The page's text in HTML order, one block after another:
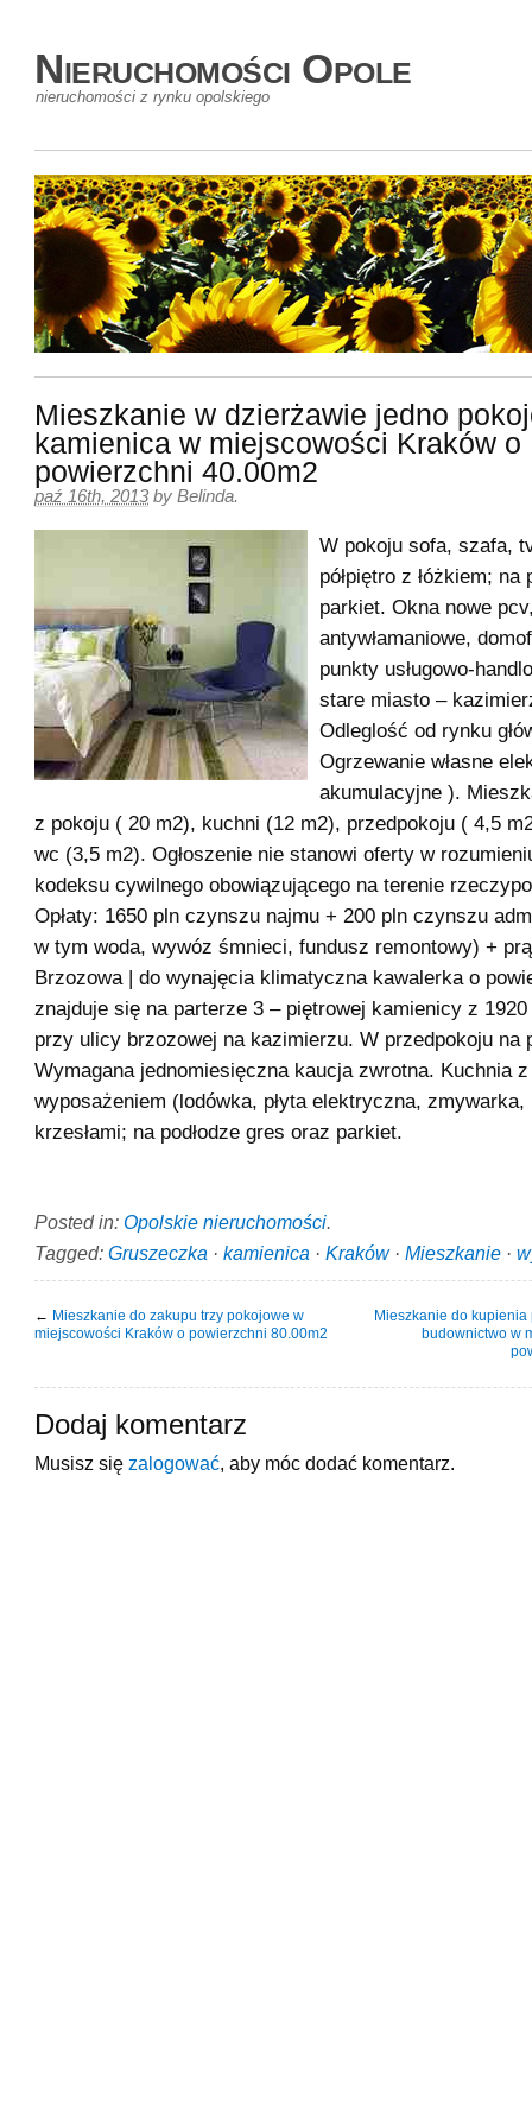
Nieruchomości Opole
nieruchomości z rynku opolskiego
Mieszkanie w dzierżawie jedno
kamienica w miejscowości Kraków o
powierzchni 40.00m2
paź 16th, 2013 by Belinda.
W pokoju sofa, szafa,
półpiętro z łóżkiem; na
parkiet. Okna nowe
antywłamaniowe,
punkty usługowo-
stare miasto –
Odleglość od rynku
Ogrzewanie własne
akumulacyjne ).
z pokoju ( 20 m2), kuchni (12 m2), przedpokoju ( 4,5
wc (3,5 m2). Ogłoszenie nie stanowi oferty w
kodeksu cywilnego obowiązującego na terenie
Opłaty: 1650 pln czynszu najmu + 200 pln czynszu
w tym woda, wywóz śmnieci, fundusz remontowy) +
Brzozowa | do wynajęcia klimatyczna kawalerka o
znajduje się na parterze 3 – piętrowej kamienicy z 1920
przy ulicy brzozowej na kazimierzu. W przedpokoju na
Wymagana jednomiesięczna kaucja zwrotna. Kuchnia
wyposażeniem (lodówka, płyta elektryczna, zmywarka,
krzesłami; na podłodze gres oraz parkiet.
Posted in: Opolskie nieruchomości.
Tagged: Gruszeczka · kamienica · Kraków· Mieszkanie ·
← Mieszkanie do zakupu trzy pokojowe w
miejscowości Kraków o powierzchni 80.00m2
Mieszkanie do
budownictwo w
Dodaj komentarz
Musisz się zalogować , aby móc dodać komentarz.